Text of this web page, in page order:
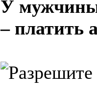
У мужчины
– платить